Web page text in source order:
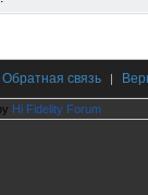
Обратная связь |
Hi Fidelity Forum